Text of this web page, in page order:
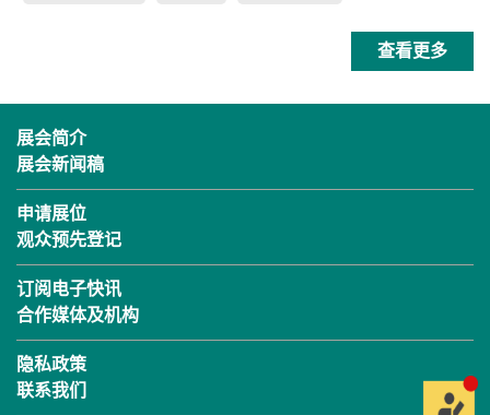
查看更多
展会简介
展会新闻稿
申请展位
观众预先登记
订阅电子快讯
合作媒体及机构
隐私政策
联系我们